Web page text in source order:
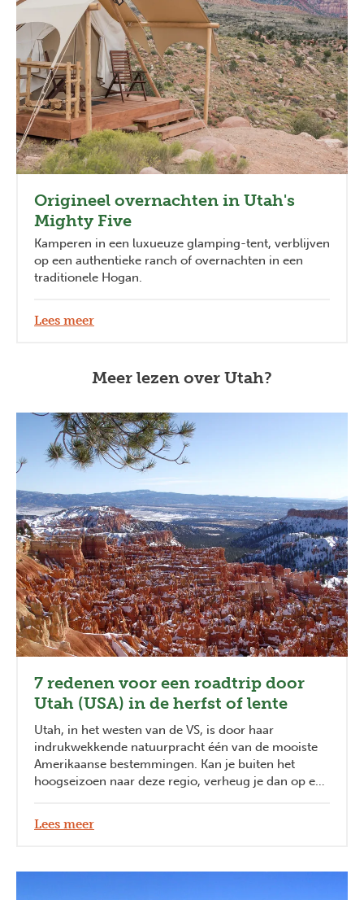
Origineel overnachten in Utah's
Mighty Five
Kamperen in een luxueuze glamping-tent, verblijven
op een authentieke ranch of overnachten in een
traditionele Hogan.
Lees meer
Meer lezen over Utah?
7 redenen voor een roadtrip door
Utah (USA) in de herfst of lente
Utah, in het westen van de VS, is door haar
indrukwekkende natuurpracht één van de mooiste
Amerikaanse bestemmingen. Kan je buiten het
hoogseizoen naar deze regio, verheug je dan op een
Lees meer